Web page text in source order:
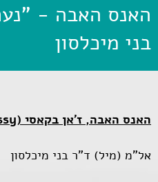
האנס האבה -
בני מיכלסון
האנס האבה, ז'אן בקאסי (
אל"מ (מיל) ד"ר בני מיכלסון